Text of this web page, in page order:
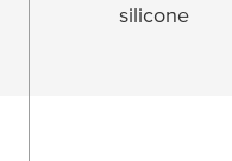
silicone